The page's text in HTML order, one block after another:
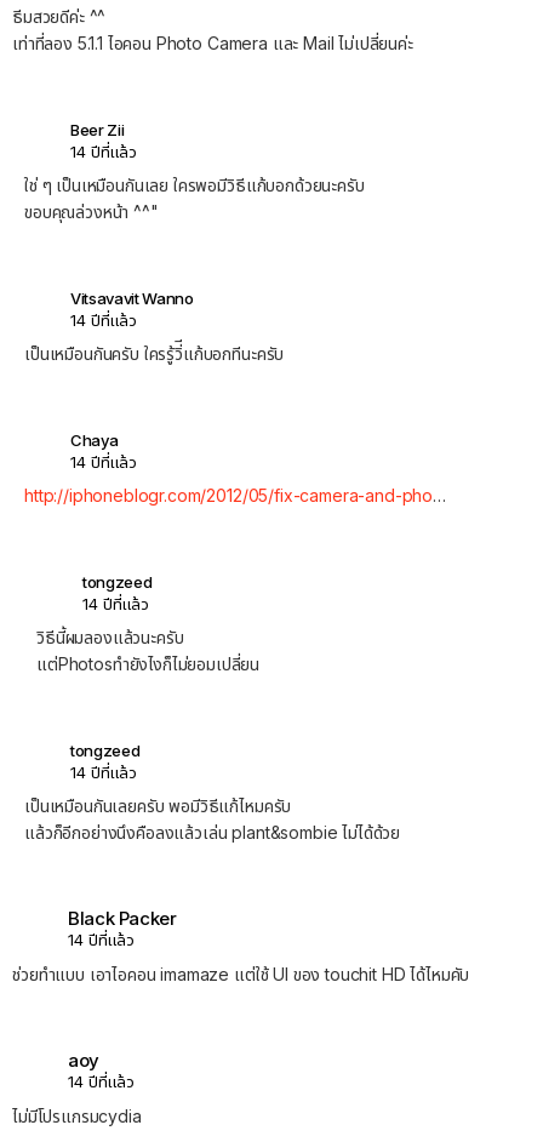
ธีมสวยดีค่ะ ^^
เท่าที่ลอง 5.1.1 ไอคอน Photo Camera และ Mail ไม่เปลี่ยนค่ะ
Beer Zii
14 ปีที่แล้ว
ใช่ ๆ เป็นเหมือนกันเลย ใครพอมีวิธีแก้บอกด้วยนะครับ
ขอบคุณล่วงหน้า ^^"
Vitsavavit Wanno
14 ปีที่แล้ว
เป็นเหมือนกันครับ ใครรู้วิ่ีแก้บอกทีนะครับ
Chaya
14 ปีที่แล้ว
http://iphoneblogr.com/2012/05/fix-camera-and-pho…
tongzeed
14 ปีที่แล้ว
วิธีนี้ผมลองแล้วนะครับ
แต่Photosทำยังไงก็ไม่ยอมเปลี่ยน
tongzeed
14 ปีที่แล้ว
เป็นเหมือนกันเลยครับ พอมีวิธีแก้ไหมครับ
แล้วก็อีกอย่างนึงคือลงแล้วเล่น plant&sombie ไม่ได้ด้วย
Black Packer
14 ปีที่แล้ว
ช่วยทำแบบ เอาไอคอน imamaze แต่ใช้ UI ของ touchit HD ได้ไหมคับ
aoy
14 ปีที่แล้ว
ไม่มีโปรแกรมcydia